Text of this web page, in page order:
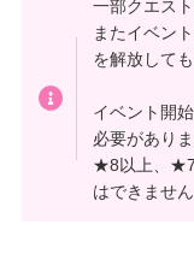
一部クエス
またイベン
を解放して
イベント開
必要があり
★8以上、★7
はできません